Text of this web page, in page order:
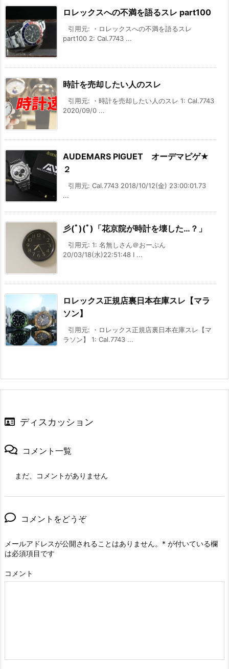
ロレックスへの不満を語るスレ part100
引用元: ・ロレックスへの不満を語るスレ
part100 2: Cal.7743 ...
時計を売却したい人のスレ
引用元: ・時計を売却したい人のスレ 1: Cal.7743
2020/09/0 ...
AUDEMARS PIGUET オーデマピゲ★
２
引用元: Cal.7743 2018/10/12(金) 23:00:01.73
...
彡(ﾟ)(ﾟ)「花京院が時計を壊した…？」
引用元: 1: 名無しさん＠おーぷん
20/03/18(水)22:51:48 I ...
ロレックス正規店裏日本在庫スレ【マラ
ソン】
引用元: ・ロレックス正規店裏日本在庫スレ【マ
ラソン】 1: Cal.7743 ...
ディスカッション
コメント一覧
まだ、コメントがありません
コメントをどうぞ
メールアドレスが公開されることはありません。 * が付いている欄
は必須項目です
コメント